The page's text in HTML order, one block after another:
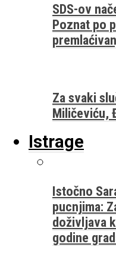
SDS-ov
Poznat po
Za svaki
Miličeviću,
Istrage
Istočno
pucnjima:
doživljava
godine